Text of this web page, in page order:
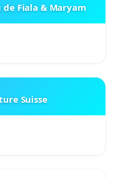
Fiala & Maryam
Suisse